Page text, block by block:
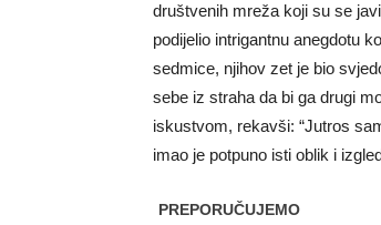
društvenih mreža koji su se
podijelio intrigantnu anegdotu
sedmice, njihov zet je bio
sebe iz straha da bi ga drugi
iskustvom, rekavši: “Jutros
imao je potpuno isti oblik i